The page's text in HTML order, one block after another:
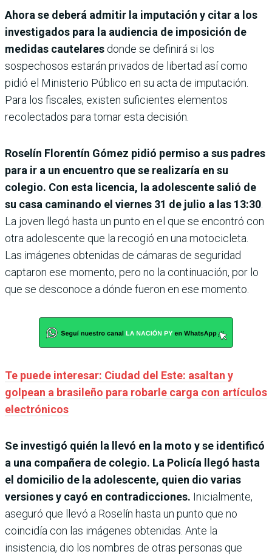
Ahora se deberá admitir la imputación y citar a los
investigados para la audiencia de imposición de
medidas cautelares donde se definirá si los
sospechosos estarán privados de libertad así como
pidió el Ministerio Público en su acta de imputación.
Para los fiscales, existen suficientes elementos
recolectados para tomar esta decisión.
Roselín Florentín Gómez pidió permiso a sus padres
para ir a un encuentro que se realizaría en su
colegio. Con esta licencia, la adolescente salió de
su casa caminando el viernes 31 de julio a las 13:30
La joven llegó hasta un punto en el que se encontró con
otra adolescente que la recogió en una motocicleta.
Las imágenes obtenidas de cámaras de seguridad
captaron ese momento, pero no la continuación, por lo
que se desconoce a dónde fueron en ese momento.
Te puede interesar: Ciudad del Este: asaltan y
golpean a brasileño para robarle carga con artículos
electrónicos
Se investigó quién la llevó en la moto y se identificó
a una compañera de colegio. La Policía llegó hasta
el domicilio de la adolescente, quien dio varias
versiones y cayó en contradicciones. Inicialmente,
aseguró que llevó a Roselín hasta un punto que no
coincidía con las imágenes obtenidas. Ante la
insistencia, dio los nombres de otras personas que